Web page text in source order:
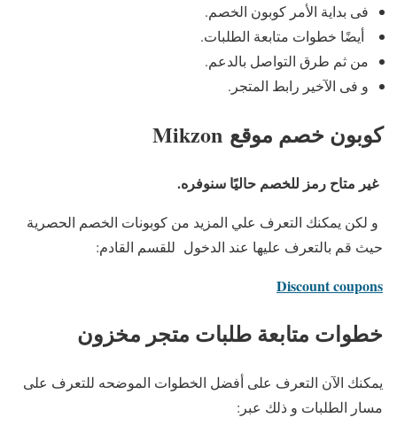
فى بداية الأمر كوبون الخصم.
أيضًا خطوات متابعة الطلبات.
من ثم طرق التواصل بالدعم.
و فى الآخير رابط المتجر.
كوبون خصم موقع Mikzon
غير متاح رمز للخصم حاليًا سنوفره.
و لكن يمكنك التعرف علي المزيد من كوبونات الخصم الحصرية
حيث قم بالتعرف عليها عند الدخول للقسم القادم:
Discount coupons
خطوات متابعة طلبات متجر مخزون
يمكنك الآن التعرف على أفضل الخطوات الموضحه للتعرف على
مسار الطلبات و ذلك عبر: